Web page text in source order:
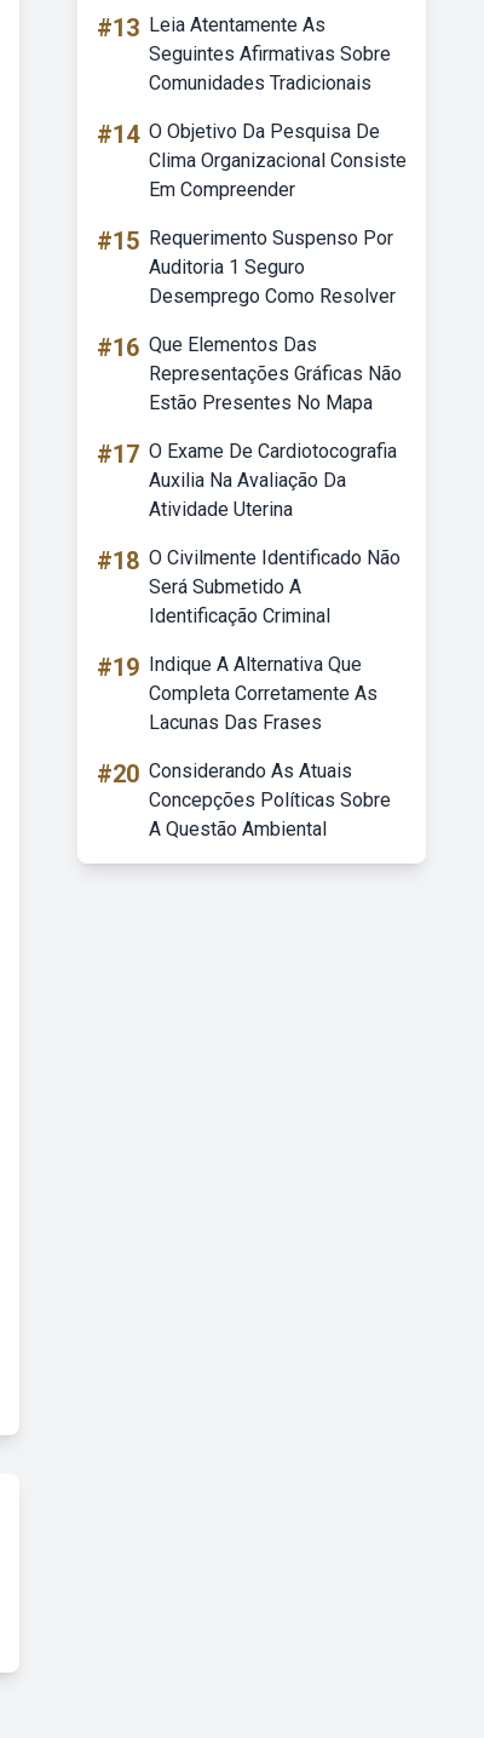
#13 Leia Atentamente As
Seguintes Afirmativas Sobre
Comunidades Tradicionais
#14 O Objetivo Da Pesquisa De
Clima Organizacional Consiste
Em Compreender
#15 Requerimento Suspenso Por
Auditoria 1 Seguro
Desemprego Como Resolver
#16 Que Elementos Das
Representações Gráficas Não
Estão Presentes No Mapa
#17 O Exame De Cardiotocografia
Auxilia Na Avaliação Da
Atividade Uterina
#18 O Civilmente Identificado Não
Será Submetido A
Identificação Criminal
#19 Indique A Alternativa Que
Completa Corretamente As
Lacunas Das Frases
#20 Considerando As Atuais
Concepções Políticas Sobre
A Questão Ambiental